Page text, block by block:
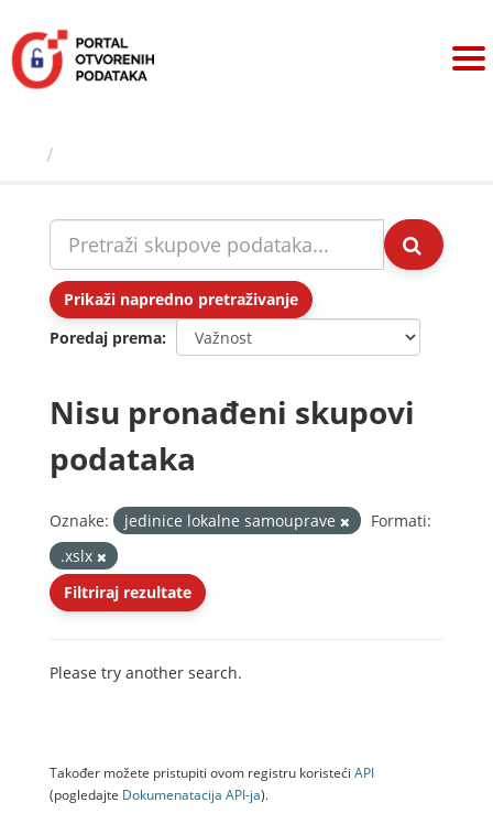
sadržaj
Prikaži napredno pretraživanje
Poredaj prema
Nisu pronađeni skupovi
podataka
Oznake: jedinice lokalne samouprave
Formati:
.xslx
Filtriraj rezultate
Please try another search.
Također možete pristupiti ovom registru koristeći API
(pogledajte Dokumenаtаcijа API-jа).